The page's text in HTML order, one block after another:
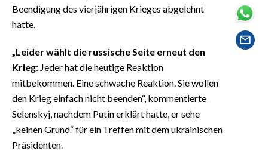
EVENTI
INSULARITÀ
FOTO
VIDEO
Beendigung des vierjährigen Krieges abgelehnt
hatte.
„Leider wählt die russische Seite erneut den
Krieg: Jeder hat die heutige Reaktion
mitbekommen. Eine schwache Reaktion. Sie wollen
den Krieg einfach nicht beenden“, kommentierte
Selenskyj, nachdem Putin erklärt hatte, er sehe
„keinen Grund“ für ein Treffen mit dem ukrainischen
Präsidenten.